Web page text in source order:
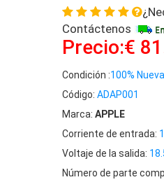
Contáctenos
Precio:€
Condición :100% Nueva
Código: ADAP001
Marca: APPLE
Corriente de entrada:
Voltaje de la salida:
Número de parte